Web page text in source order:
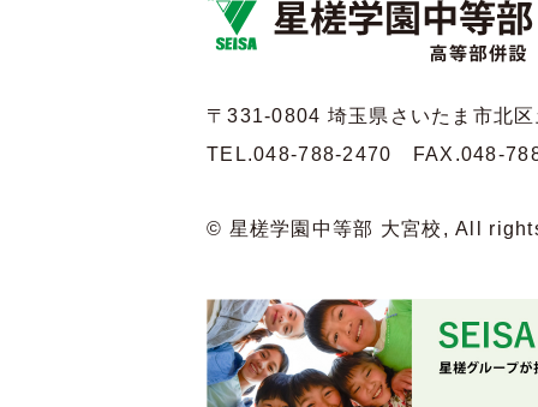
〒331-0804 埼玉県さいたま市北
TEL.048-788-2470
FAX.048-
© 星槎学園中等部 大宮校, All